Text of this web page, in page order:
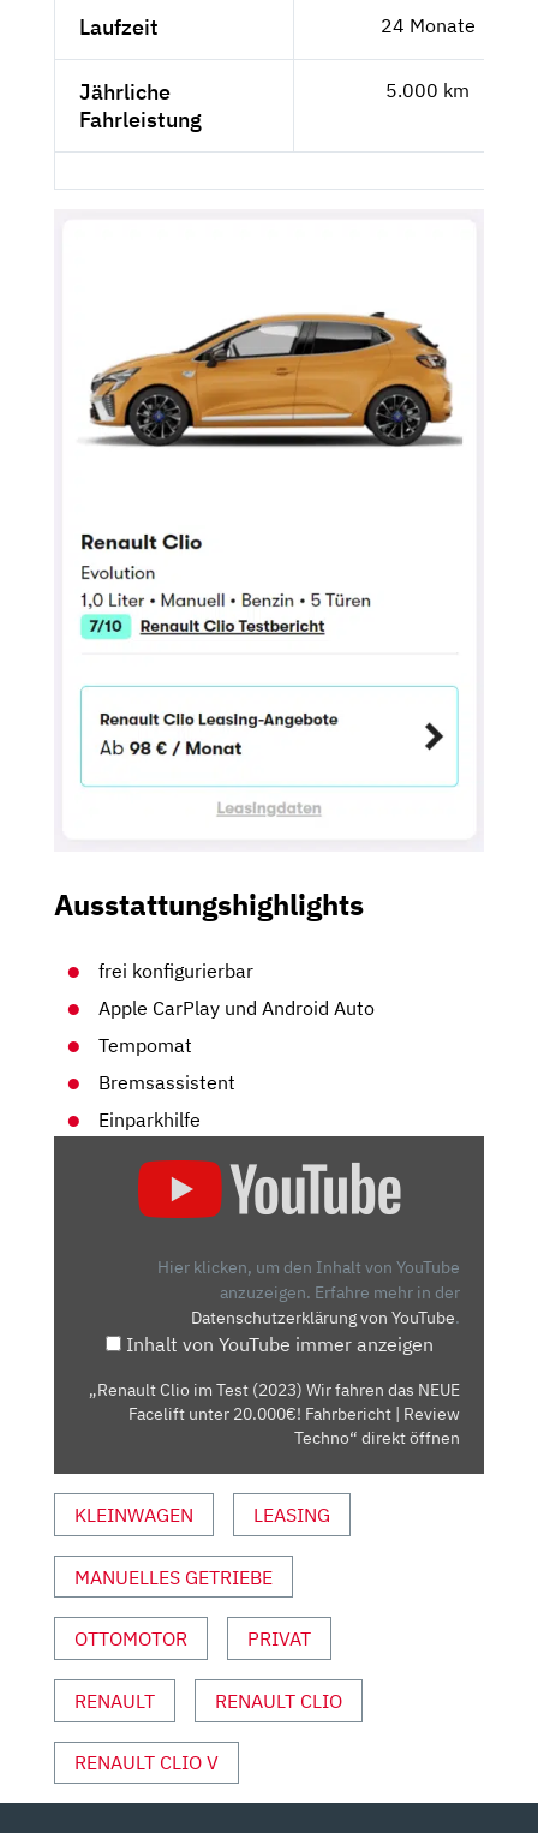
Laufzeit 24 Monate
Jährliche
Fahrleistung
5.000 km
Ausstattungshighlights
frei konfigurierbar
Apple CarPlay und Android Auto
Tempomat
Bremsassistent
Einparkhilfe
NEUE
FACELIFT
FAHRBERICHT
REVIEW
TECHNO“
YOUTUBE
ANZEIGEN
Hier klicken, um den Inhalt von YouTube
anzuzeigen. Erfahre mehr in der
Datenschutzerklärung von YouTube.
Inhalt von YouTube immer anzeigen
„Renault Clio im Test (2023) Wir fahren das NEUE
Facelift unter 20.000€! Fahrbericht | Review
Techno“ direkt öffnen
KLEINWAGEN LEASING
MANUELLES GETRIEBE
OTTOMOTOR PRIVAT
RENAULT RENAULT CLIO
RENAULT CLIO V